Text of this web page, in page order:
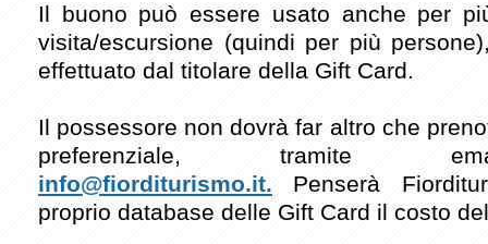
Il buono può essere usato anche per
visita/escursione (quindi per più
effettuato dal titolare della Gift Card.
Il possessore non dovrà far altro che
preferenziale, tramite
info@fiorditurismo.it.
Penserà
proprio database delle Gift Card il costo